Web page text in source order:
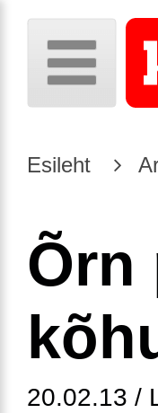
Esileht
Õrn
20.02.13 /